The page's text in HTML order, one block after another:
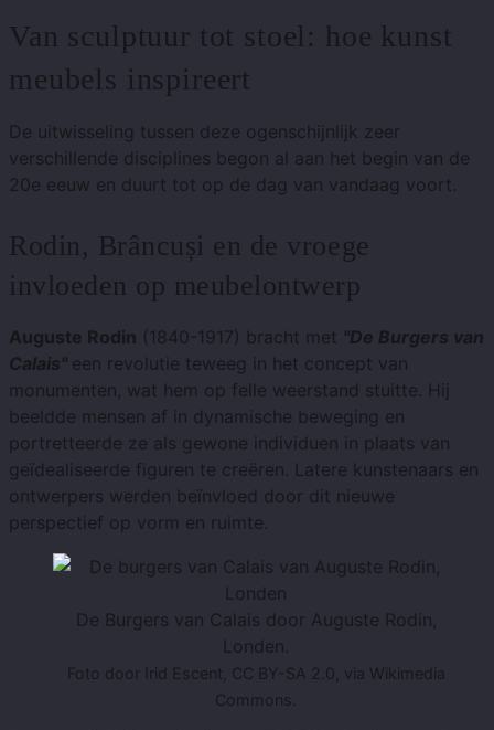
Van sculptuur tot stoel: hoe kunst
meubels inspireert
De uitwisseling tussen deze ogenschijnlijk zeer
verschillende disciplines begon al aan het begin van de
20e eeuw en duurt tot op de dag van vandaag voort.
Rodin, Brâncuși en de vroege
invloeden op meubelontwerp
Auguste Rodin (1840-1917) bracht met "De Burgers van
Calais" een revolutie teweeg in het concept van
monumenten, wat hem op felle weerstand stuitte. Hij
beeldde mensen af ​​in dynamische beweging en
portretteerde ze als gewone individuen in plaats van
geïdealiseerde figuren te creëren. Latere kunstenaars en
ontwerpers werden beïnvloed door dit nieuwe
perspectief op vorm en ruimte.
De Burgers van Calais door Auguste Rodin,
Londen.
Foto door Irid Escent, CC BY-SA 2.0, via Wikimedia
Commons.